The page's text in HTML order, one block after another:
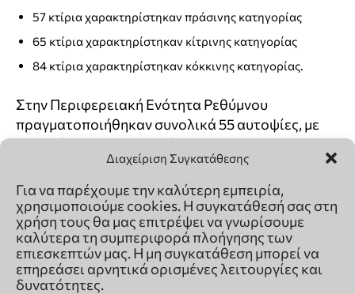
Διαχείριση Συγκατάθεσης
Για να παρέχουμε την καλύτερη εμπειρία,
χρησιμοποιούμε cookies. Η συγκατάθεσή σας στη
χρήση τους θα μας επιτρέψει να γνωρίσουμε
καλύτερα τη συμπεριφορά πλοήγησης των
επιεσκεπτών μας. Η μη συγκατάθεση μπορεί να
επηρεάσει αρνητικά ορισμένες λειτουργίες και
δυνατότητες.